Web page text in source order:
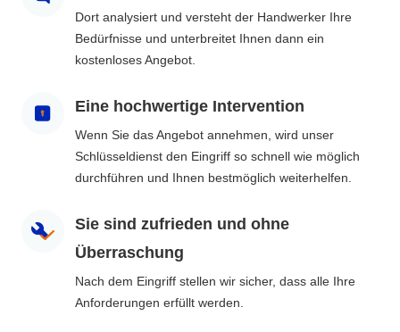
Dort analysiert und versteht der Handwerker Ihre
Bedürfnisse und unterbreitet Ihnen dann ein
kostenloses Angebot.
Eine hochwertige Intervention
Wenn Sie das Angebot annehmen, wird unser
Schlüsseldienst den Eingriff so schnell wie möglich
durchführen und Ihnen bestmöglich weiterhelfen.
Sie sind zufrieden und ohne
Überraschung
Nach dem Eingriff stellen wir sicher, dass alle Ihre
Anforderungen erfüllt werden.